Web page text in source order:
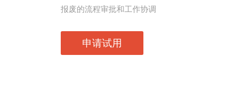
报废的流程审批和工作协调
申请试用